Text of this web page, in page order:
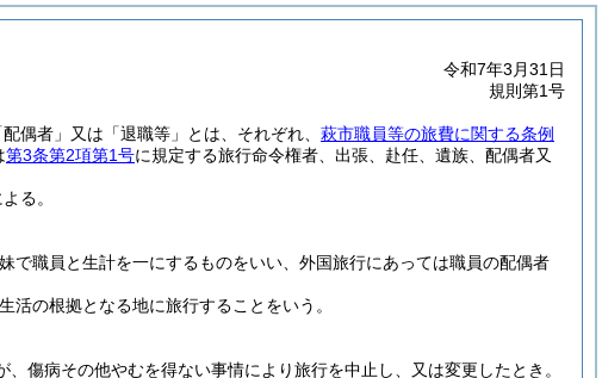
令和7年3月31日
規則第1号
偶者」又は「退職等」とは、それぞれ、 萩市職員等の旅費に関する条例
第3条第2項第1号に規定する旅行命令権者、出張、赴任、遺族、配偶者又
る。
職員と生計を一にするものをいい、外国旅行にあっては職員の配偶者
の根拠となる地に旅行することをいう。
傷病その他やむを得ない事情により旅行を中止し、又は変更したとき。